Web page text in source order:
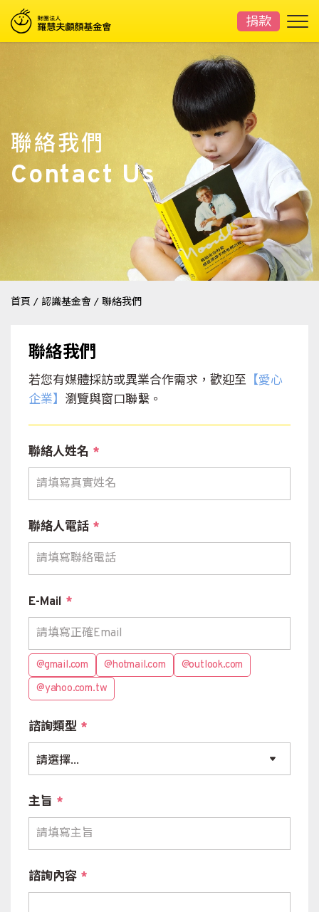
捐款
聯絡我們
Contact Us
首頁 / 認識基金會 / 聯絡我們
聯絡我們
若您有媒體採訪或異業合作需求，歡迎至 【愛心
企業】 瀏覽與窗口聯繫。
聯絡人姓名 *
聯絡人電話 *
E-Mail *
@gmail.com @hotmail.com
@outlook.com
@yahoo.com.tw
諮詢類型 *
主旨 *
諮詢內容 *